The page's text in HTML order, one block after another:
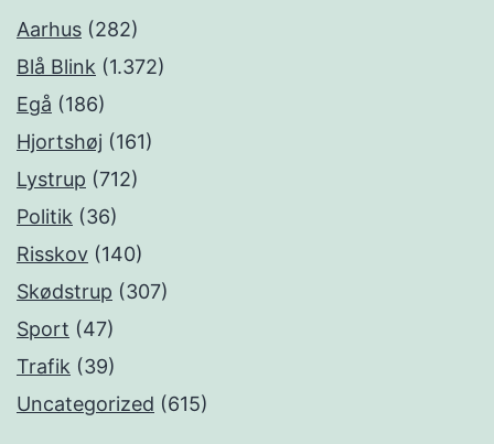
Aarhus (282)
Blå Blink (1.372)
Egå (186)
Hjortshøj (161)
Lystrup (712)
Politik (36)
Risskov (140)
Skødstrup (307)
Sport (47)
Trafik (39)
Uncategorized (615)